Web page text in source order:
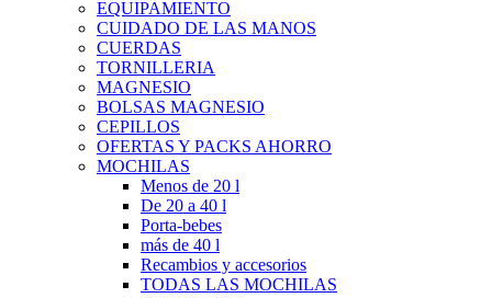
EQUIPAMIENTO
CUIDADO DE LAS MANOS
CUERDAS
TORNILLERIA
MAGNESIO
BOLSAS MAGNESIO
CEPILLOS
OFERTAS Y PACKS AHORRO
MOCHILAS
Menos de 20 l
De 20 a 40 l
Porta-bebes
más de 40 l
Recambios y accesorios
TODAS LAS MOCHILAS